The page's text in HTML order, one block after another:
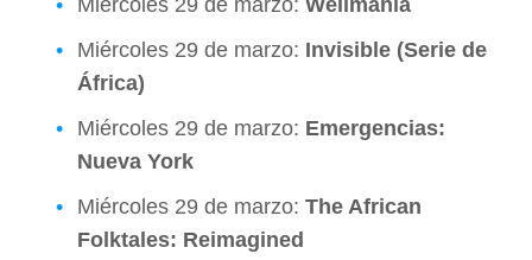
Miércoles 29 de marzo: Invisible (Serie de
África)
Miércoles 29 de marzo: Emergencias:
Nueva York
Miércoles 29 de marzo: The African
Folktales: Reimagined